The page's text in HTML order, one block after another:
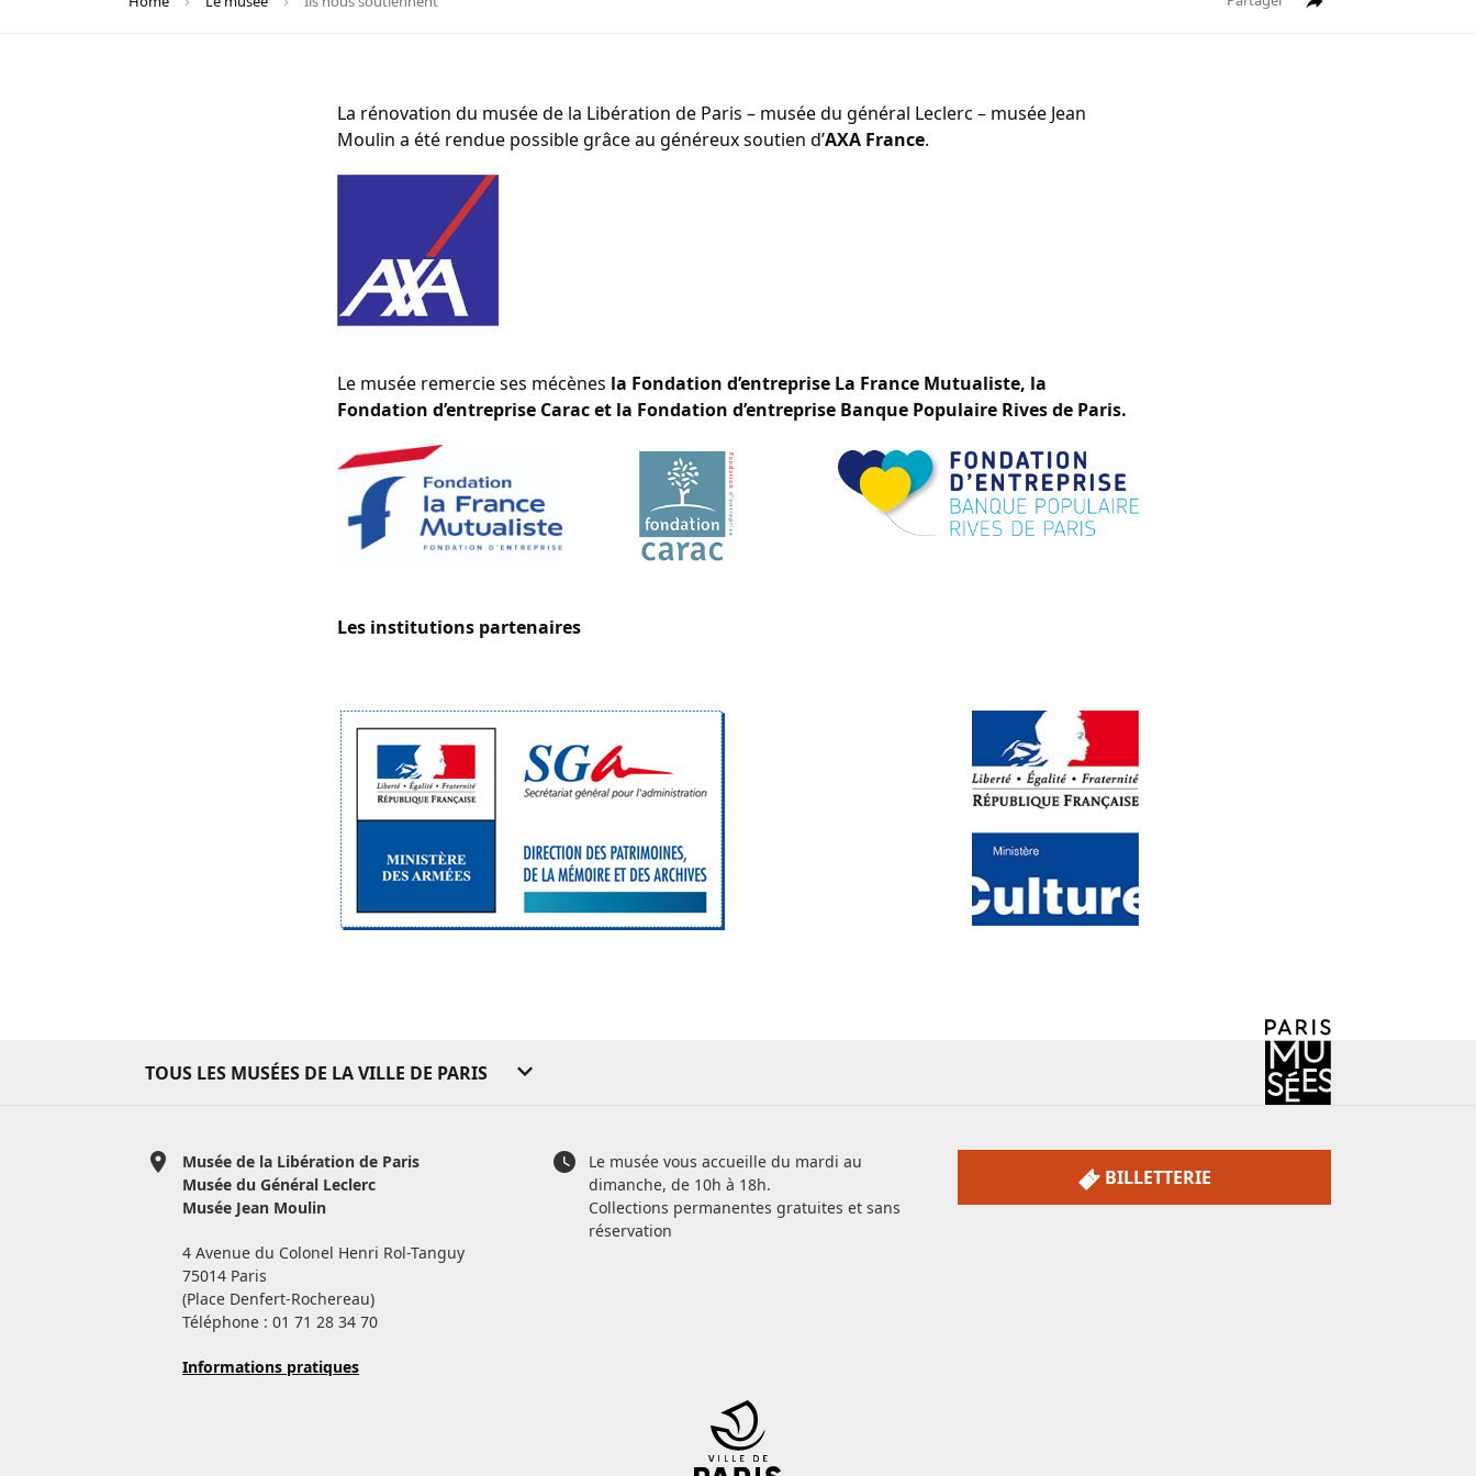
La rénovation du musée de la Libération de Paris – musée du général Leclerc – musée Jean
Moulin a été rendue possible grâce au généreux soutien d’AXA France.
Le musée remercie ses mécènes la Fondation d’entreprise La France Mutualiste, la
Fondation d’entreprise Carac et la Fondation d’entreprise Banque Populaire Rives de Paris.
Les institutions partenaires
TOUS LES MUSÉES DE LA VILLE DE PARIS
Musée de la Libération de Paris
Musée du Général Leclerc
Musée Jean Moulin
4 Avenue du Colonel Henri Rol-Tanguy
75014 Paris
(Place Denfert-Rochereau)
Téléphone : 01 71 28 34 70
Informations pratiques
Le musée vous accueille du mardi au
dimanche, de 10h à 18h.
Collections permanentes gratuites et sans
réservation
BILLETTERIE